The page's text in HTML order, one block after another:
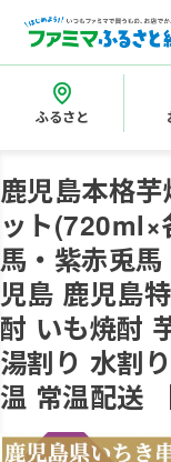
ふるさと
鹿児島本格
ット(720ml×
馬・紫赤兎
児島 鹿児島
酎 いも焼酎
湯割り 水割
温 常温配送